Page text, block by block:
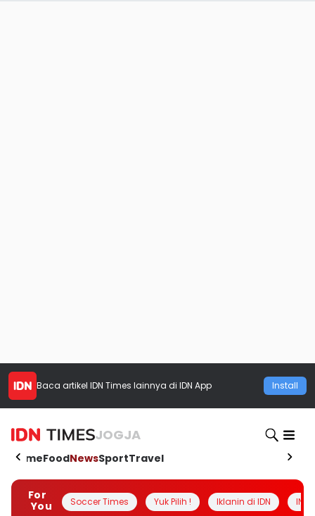
Baca artikel IDN Times lainnya di IDN App Install
JOGJA
HomeFoodNewsSportTravel
For
You
Soccer Times Yuk Pilih ! Iklanin di IDN